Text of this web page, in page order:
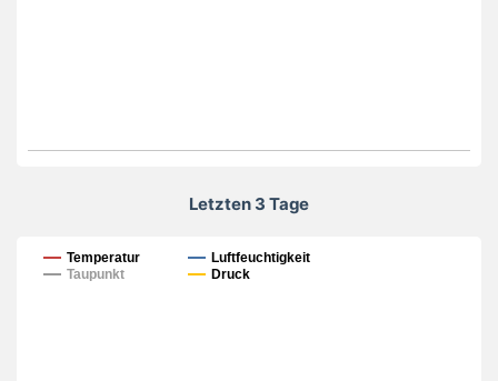
Letzten 3 Tage
Letzten 3 Tage
Temperatur
Luftfeuchtigkeit
Taupunkt
Druck